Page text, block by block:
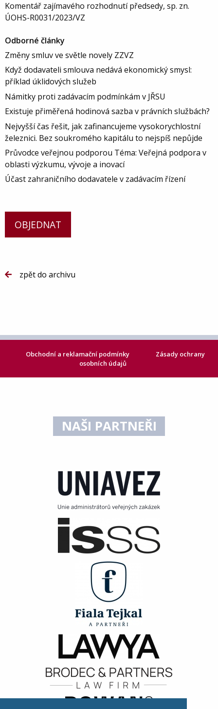
Komentář zajímavého rozhodnutí předsedy, sp. zn.
ÚOHS-R0031/2023/VZ
Odborné články
Změny smluv ve světle novely ZZVZ
Když dodavateli smlouva nedává ekonomický smysl:
příklad úklidových služeb
Námitky proti zadávacím podmínkám v JŘSU
Existuje přiměřená hodinová sazba v právních službách?
Nejvyšší čas řešit, jak zafinancujeme vysokorychlostní
železnici. Bez soukromého kapitálu to nejspíš nepůjde
Průvodce veřejnou podporou Téma: Veřejná podpora v
oblasti výzkumu, vývoje a inovací
Účast zahraničního dodavatele v zadávacím řízení
OBJEDNAT
zpět do archivu
Obchodní a reklamační podmínky
Zásady ochrany
osobních údajů
NAŠI PARTNEŘI